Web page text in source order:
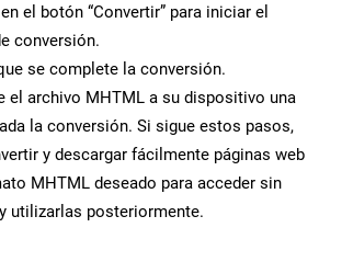
el botón “Convertir” para iniciar el
conversión.
se complete la conversión.
el archivo MHTML a su dispositivo una
la conversión. Si sigue estos pasos,
y descargar fácilmente páginas web
MHTML deseado para acceder sin
utilizarlas posteriormente.